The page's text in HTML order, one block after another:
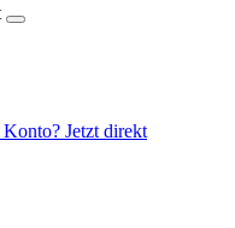
Jetzt direkt